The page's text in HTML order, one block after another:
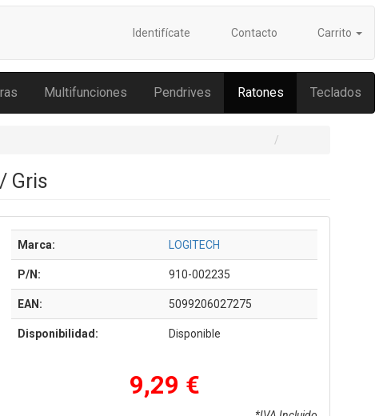
Identifícate Contacto Carrito
Multifunciones Pendrives Ratones Teclados
Gris
Marca: LOGITECH
P/N: 910-002235
EAN: 5099206027275
Disponibilidad: Disponible
9,29 €